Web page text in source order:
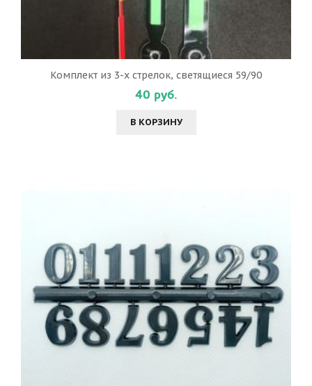
Комплект из 3-х стрелок, светящиеся 59/90
40 руб.
В КОРЗИНУ